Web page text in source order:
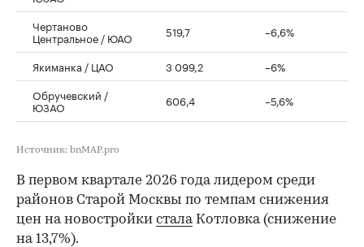
Чертаново
Центральное / ЮАО 519,7 –6,6%
Якиманка / ЦАО 3 099,2
–6%
Обручевский /
ЮЗАО 606,4 –5,6%
Источник: bnMAP.pro
В первом квартале 2026 года лидером среди
районов Старой Москвы по темпам снижения
цен на новостройки сталаКотловка (снижение
на 13,7%).